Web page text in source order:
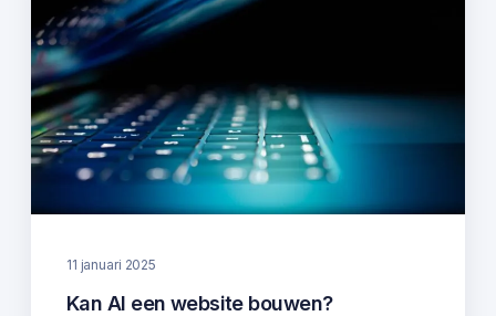
11 januari 2025
Kan AI een website bouwen?